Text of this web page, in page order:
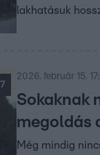
lakhatásuk
2026. február 15.
Sokaknak
megoldás
Még mindig